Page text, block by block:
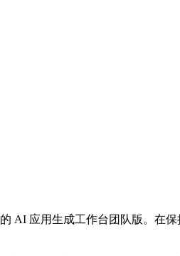
AI 应用生成工作台团队版。